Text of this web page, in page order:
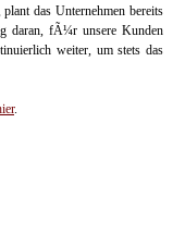
das Unternehmen bereits
daran, fÃ¼r unsere Kunden
weiter, um stets das
.